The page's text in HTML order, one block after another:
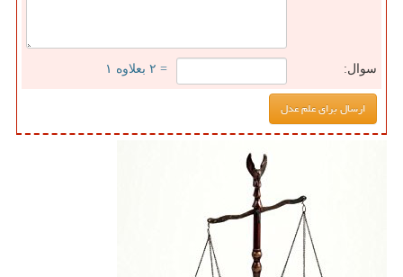
سوال: = ۲ بعلاوه ۱